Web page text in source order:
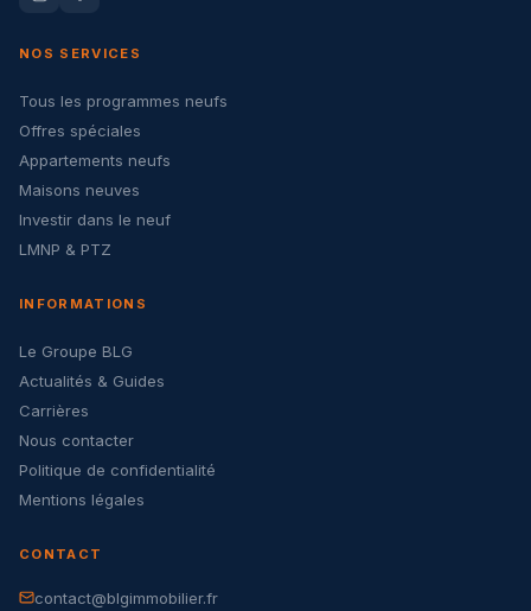
NOS SERVICES
Tous les programmes neufs
Offres spéciales
Appartements neufs
Maisons neuves
Investir dans le neuf
LMNP & PTZ
INFORMATIONS
Le Groupe BLG
Actualités & Guides
Carrières
Nous contacter
Politique de confidentialité
Mentions légales
CONTACT
contact@blgimmobilier.fr